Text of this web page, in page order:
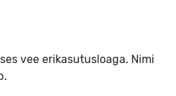
vee erikasutusloaga. Nimi